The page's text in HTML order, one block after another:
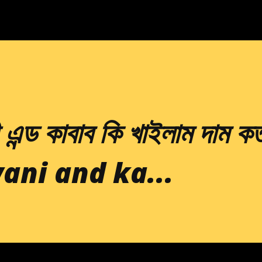
এন্ড কাবাব কি খাইলাম দাম
and ka...